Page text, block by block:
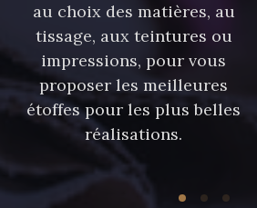
au choix des matières, au
tissage, aux teintures ou
impressions, pour vous
proposer les meilleures
étoffes pour les plus belles
réalisations.